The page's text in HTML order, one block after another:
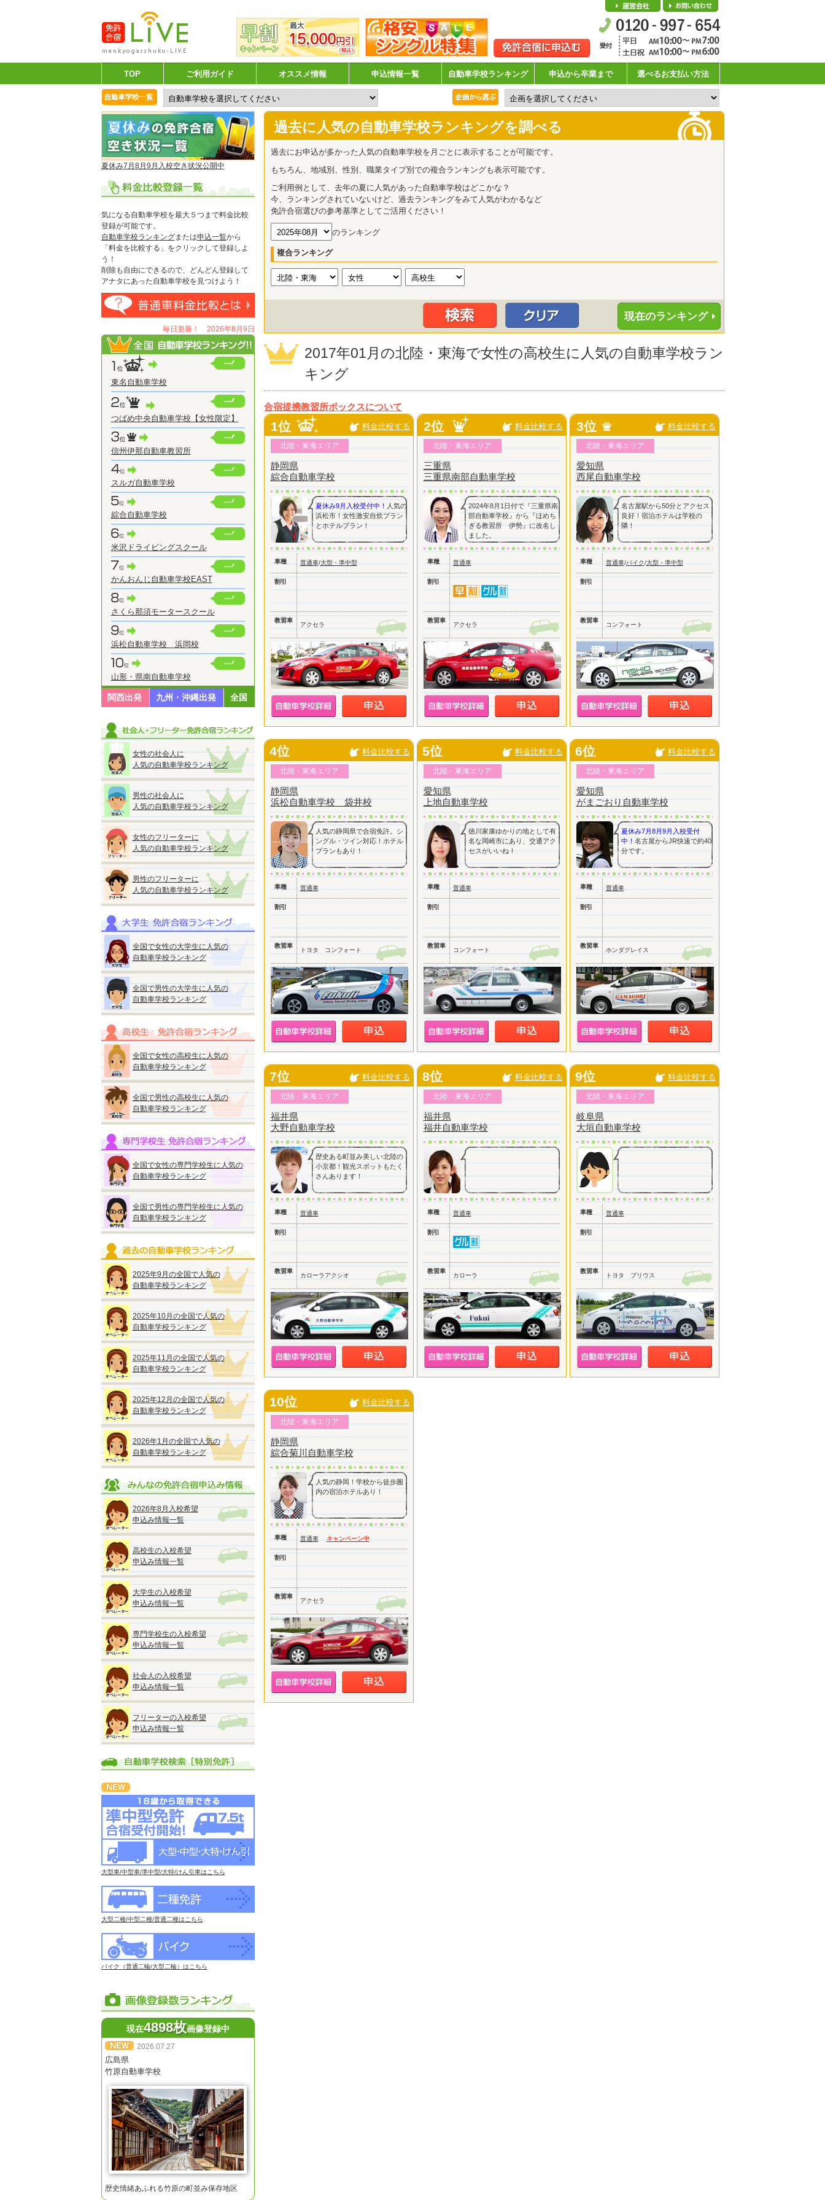
会社概要
TOP ご利用ガイド オススメ情報 申込情報一覧 自動車学校ランキング 申込から卒業まで 選べるお支払い方法
夏休み7月8月9月入校空き状況公開中
気になる自動車学校を最大５つまで料金比較
登録が可能です。
自動車学校ランキングまたは申込一覧から
「料金を比較する」をクリックして登録しよ
う！
削除も自由にできるので、どんどん登録して
アナタにあった自動車学校を見つけよう！
毎日更新！ 2026年8月9日
東名自動車学校
つばめ中央自動車学校【女性限定】
信州伊那自動車教習所
スルガ自動車学校
綜合自動車学校
米沢ドライビングスクール
かんおんじ自動車学校EAST
さくら那須モータースクール
浜松自動車学校 浜岡校
山形・県南自動車学校
関西出発 九州・沖縄出発 全国
女性の社会人に
人気の自動車学校ランキング
男性の社会人に
人気の自動車学校ランキング
女性のフリーターに
人気の自動車学校ランキング
男性のフリーターに
人気の自動車学校ランキング
全国で女性の大学生に人気の
自動車学校ランキング
全国で男性の大学生に人気の
自動車学校ランキング
全国で女性の高校生に人気の
自動車学校ランキング
全国で男性の高校生に人気の
自動車学校ランキング
全国で女性の専門学校生に人気の
自動車学校ランキング
全国で男性の専門学校生に人気の
自動車学校ランキング
2025年9月の全国で人気の
自動車学校ランキング
2025年10月の全国で人気の
自動車学校ランキング
2025年11月の全国で人気の
自動車学校ランキング
2025年12月の全国で人気の
自動車学校ランキング
2026年1月の全国で人気の
自動車学校ランキング
2026年8月入校希望
申込み情報一覧
高校生の入校希望
申込み情報一覧
大学生の入校希望
申込み情報一覧
専門学校生の入校希望
申込み情報一覧
社会人の入校希望
申込み情報一覧
フリーターの入校希望
申込み情報一覧
大型車/中型車/準中型/大特/けん引車はこちら
大型二種/中型二種/普通二種はこちら
バイク（普通二輪/大型二輪）はこちら
現在4898枚画像登録中
2026.07.27
広島県
竹原自動車学校
歴史情緒あふれる竹原の町並み保存地区
過去に人気の自動車学校ランキングを調べる
過去にお申込が多かった人気の自動車学校を月ごとに表示することが可能です。
もちろん、地域別、性別、職業タイプ別での複合ランキングも表示可能です。
ご利用例として、去年の夏に人気があった自動車学校はどこかな？
今、ランキングされていないけど、過去ランキングをみて人気がわかるなど
免許合宿選びの参考基準としてご活用ください！
のランキング
複合ランキング
現在のランキング
2017年01月の北陸・東海で女性の高校生に人気の自動車学校ラン
キング
合宿提携教習所ボックスについて
1位 料金比較する
北陸・東海エリア
静岡県
綜合自動車学校
夏休み9月入校受付中！
人気の
浜松市！女性激安自炊プラン
とホテルプラン！
車種 普通車/大型・準中型
割引
教習車
アクセラ
2位 料金比較する
北陸・東海エリア
三重県
三重県南部自動車学校
2024年8月1日付で『三重県南
部自動車学校』から『ほめち
ぎる教習所 伊勢』に改名し
ました。
車種 普通車
割引
教習車
アクセラ
3位 料金比較する
北陸・東海エリア
愛知県
西尾自動車学校
名古屋駅から50分とアクセス
良好！宿泊ホテルは学校の
隣！
車種 普通車/バイク/大型・準中型
割引
教習車
コンフォート
4位 料金比較する
北陸・東海エリア
静岡県
浜松自動車学校 袋井校
人気の静岡県で合宿免許。シ
ングル・ツイン対応！ホテル
プランもあり！
車種 普通車
割引
教習車
トヨタ コンフォート
5位 料金比較する
北陸・東海エリア
愛知県
上地自動車学校
徳川家康ゆかりの地として有
名な岡崎市にあり、交通アク
セスがいいね！
車種 普通車
割引
教習車
コンフォート
6位 料金比較する
北陸・東海エリア
愛知県
がまごおり自動車学校
夏休み7月8月9月入校受付
中！ 名古屋からJR快速で約40
分です。
車種 普通車
割引
教習車
ホンダグレイス
7位 料金比較する
北陸・東海エリア
福井県
大野自動車学校
歴史ある町並み美しい北陸の
小京都！観光スポットもたく
さんあります！
車種 普通車
割引
教習車
カローラアクシオ
8位 料金比較する
北陸・東海エリア
福井県
福井自動車学校
車種 普通車
割引
教習車
カローラ
9位 料金比較する
北陸・東海エリア
岐阜県
大垣自動車学校
車種 普通車
割引
教習車
トヨタ プリウス
10位 料金比較する
北陸・東海エリア
静岡県
綜合菊川自動車学校
人気の静岡！学校から徒歩圏
内の宿泊ホテルあり！
車種 普通車 キャンペーン中
割引
教習車
アクセラ